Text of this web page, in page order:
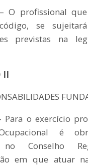
O profissional
se
previstas na
II
Para o exercício
é
no Conselho
em que atuar